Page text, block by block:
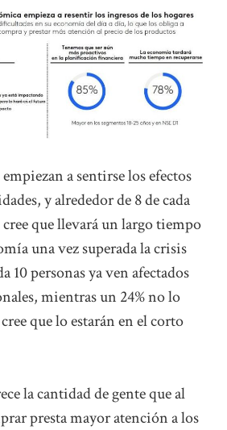
a sentirse los efectos
y alrededor de 8 de cada
cree que llevará un largo tiempo
una vez superada la crisis
10 personas ya ven afectados
mientras un 24% no lo
que lo estarán en el corto
la cantidad de gente que al
presta mayor atención a los